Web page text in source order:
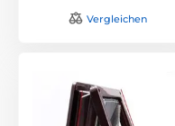
Vergleichen